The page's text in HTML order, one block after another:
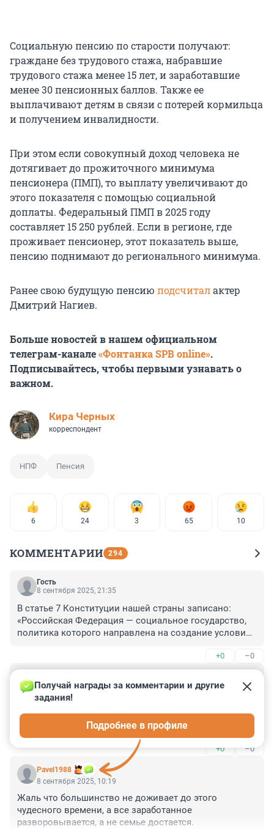
Социальную пенсию по старости получают:
граждане без трудового стажа, набравшие
трудового стажа менее 15 лет, и заработавшие
менее 30 пенсионных баллов. Также ее
выплачивают детям в связи с потерей кормильца
и получением инвалидности.
При этом если совокупный доход человека не
дотягивает до прожиточного минимума
пенсионера (ПМП), то выплату увеличивают до
этого показателя с помощью социальной
доплаты. Федеральный ПМП в 2025 году
составляет 15 250 рублей. Если в регионе, где
проживает пенсионер, этот показатель выше,
пенсию поднимают до регионального минимума.
Ранее свою будущую пенсию подсчиталактер
Дмитрий Нагиев.
Больше новостей в нашем официальном
телеграм-канале«Фонтанка SPB online».
Подписывайтесь, чтобы первыми узнавать о
важном.
Кира Черных
корреспондент
НПФ Пенсия
6 24 3 65 10
КОММЕНТАРИИ 294
Гость
8 сентября 2025, 21:35
В статье 7 Конституции нашей страны записано:
«Российская Федерация — социальное государство,
политика которого направлена на создание условий,
развитие человека». Не иностранцы же виноваты,
что правящая в нашей Госдуме партия единороссов,
создав антинародно действующие законы, добилась
геноцида нашего народа и это признается у нас
+0 –0
8 сентября 2025, 14:28
Цифирек в выписке - на 8 страниц.
Стаж (учитываемый для целей назначения пенсии):
25 лет 6 месяцев 25 дней.
Величина индивидуального пенсионного
коэффициента (далее - ИПК) 74.989.
Стоимость одного пенсионного балла в 2025 году
составляет 145,69 рубля.
74,989 * 145,69 = 10 925,15
Ни дня в чёрную :) Молодёжь учитесь и мотайте на ус.
+0 –0
Pavel1988
Получай награды за комментарии и другие
задания!
Подробнее в профиле
8 сентября 2025, 10:19
Жаль что большинство не доживает до этого
чудесного времени, а все заработанное
разворовывается, а не семье достается.